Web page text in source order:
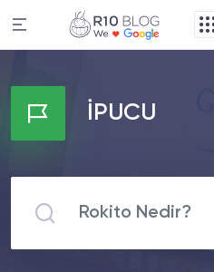
İPUCU